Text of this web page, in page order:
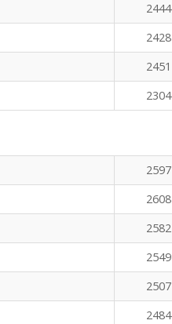
2444
2428
2451
2304
2597
2608
2582
2549
2507
2484